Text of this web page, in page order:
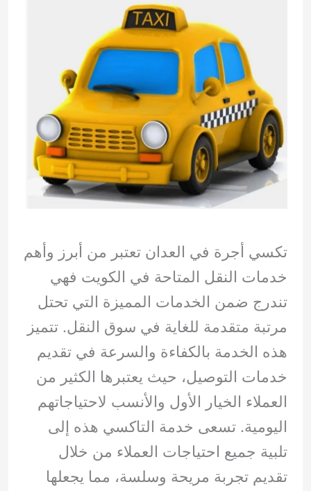
تكسي أجرة في العدان تعتبر من أبرز وأهم
خدمات النقل المتاحة في الكويت فهي
تندرج ضمن الخدمات المميزة التي تحتل
مرتبة متقدمة للغاية في سوق النقل. تتميز
هذه الخدمة بالكفاءة والسرعة في تقديم
خدمات التوصيل، حيث يعتبرها الكثير من
العملاء الخيار الأول والأنسب لاحتياجاتهم
اليومية. تسعى خدمة التاكسي هذه إلى
تلبية جميع احتياجات العملاء من خلال
تقديم تجربة مريحة وسلسة، مما يجعلها